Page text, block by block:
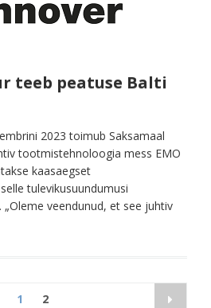
teeb peatuse Balti
2023 toimub Saksamaal
tootmistehnoloogia mess EMO
kaasaegset
tulevikusuundumusi
„Oleme veendunud, et see juhtiv
1 2